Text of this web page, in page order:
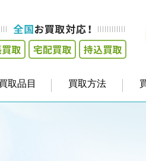
取品目 買取方法